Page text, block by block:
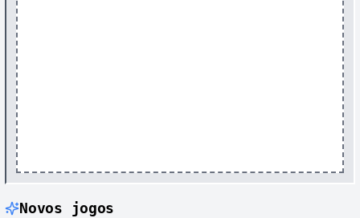
Novos jogos